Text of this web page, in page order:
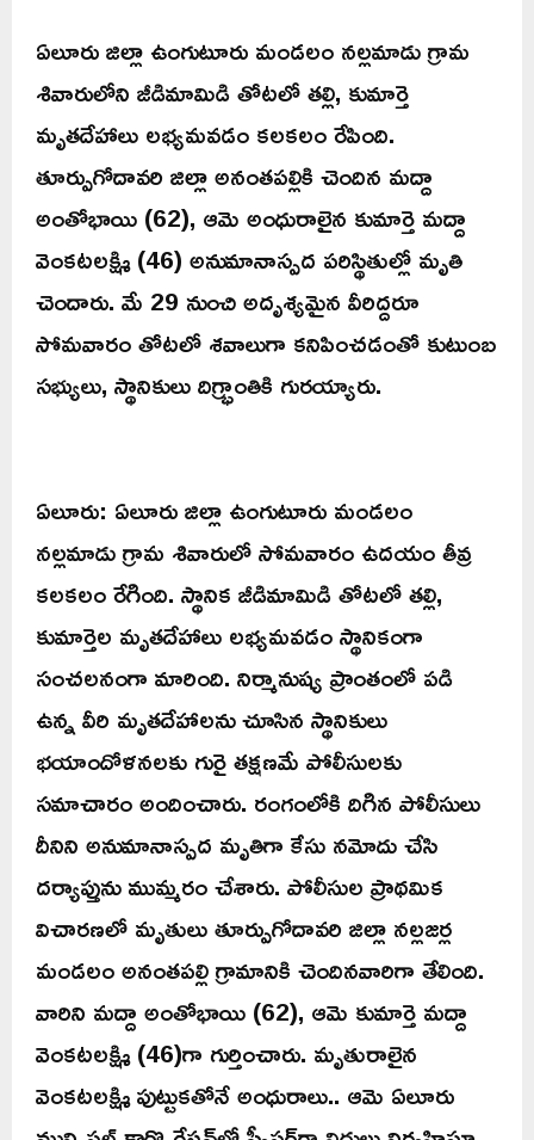
ఏలూరు జిల్లా ఉంగుటూరు మండలం నల్లమాడు గ్రామ
శివారులోని జీడిమామిడి తోటలో తల్లి, కుమార్తె
మృతదేహాలు లభ్యమవడం కలకలం రేపింది.
తూర్పుగోదావరి జిల్లా అనంతపల్లికి చెందిన మద్దా
అంతోభాయి (62), ఆమె అంధురాలైన కుమార్తె మద్దా
వెంకటలక్ష్మి (46) అనుమానాస్పద పరిస్థితుల్లో మృతి
చెందారు. మే 29 నుంచి అదృశ్యమైన వీరిద్దరూ
సోమవారం తోటలో శవాలుగా కనిపించడంతో కుటుంబ
సభ్యులు, స్థానికులు దిగ్భ్రాంతికి గురయ్యారు.
ఏలూరు: ఏలూరు జిల్లా ఉంగుటూరు మండలం
నల్లమాడు గ్రామ శివారులో సోమవారం ఉదయం తీవ్ర
కలకలం రేగింది. స్థానిక జీడిమామిడి తోటలో తల్లి,
కుమార్తెల మృతదేహాలు లభ్యమవడం స్థానికంగా
సంచలనంగా మారింది. నిర్మానుష్య ప్రాంతంలో పడి
ఉన్న వీరి మృతదేహాలను చూసిన స్థానికులు
భయాందోళనలకు గురై తక్షణమే పోలీసులకు
సమాచారం అందించారు. రంగంలోకి దిగిన పోలీసులు
దీనిని అనుమానాస్పద మృతిగా కేసు నమోదు చేసి
దర్యాప్తును ముమ్మరం చేశారు. పోలీసుల ప్రాథమిక
విచారణలో మృతులు తూర్పుగోదావరి జిల్లా నల్లజర్ల
మండలం అనంతపల్లి గ్రామానికి చెందినవారిగా తేలింది.
వారిని మద్దా అంతోభాయి (62), ఆమె కుమార్తె మద్దా
వెంకటలక్ష్మి (46)గా గుర్తించారు. మృతురాలైన
వెంకటలక్ష్మి పుట్టుకతోనే అంధురాలు.. ఆమె ఏలూరు